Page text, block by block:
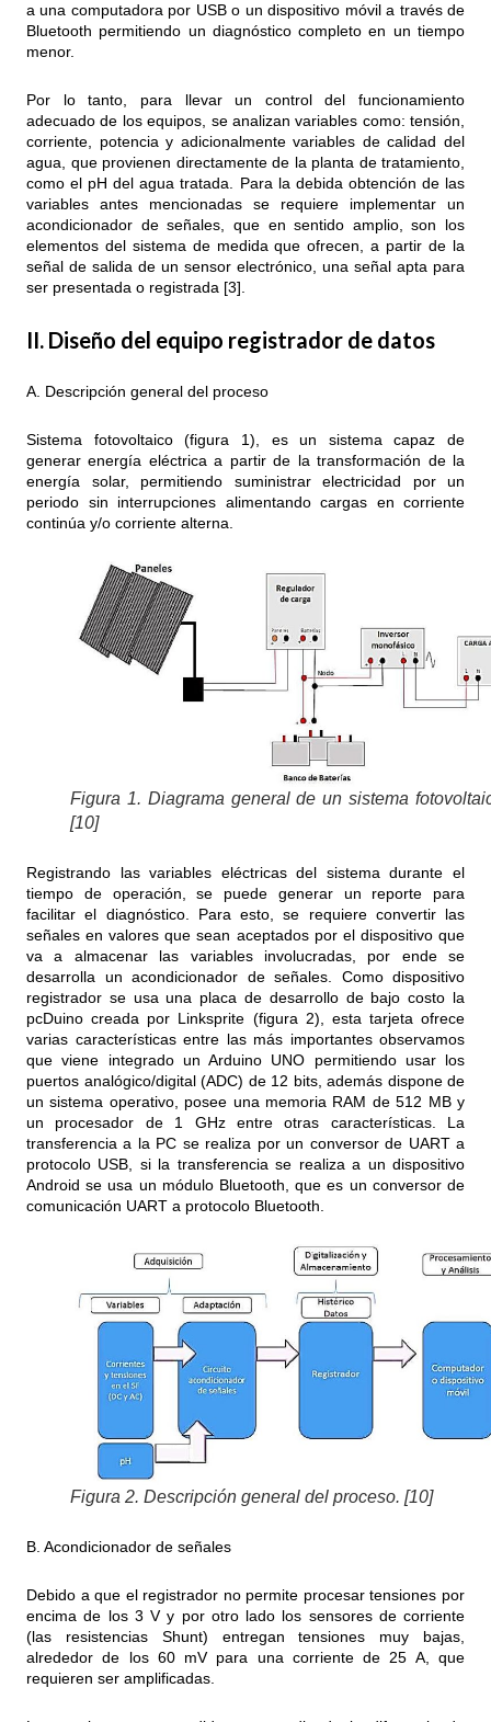
a una computadora por USB o un dispositivo móvil a través de
Bluetooth permitiendo un diagnóstico completo en un tiempo
menor.
Por lo tanto, para llevar un control del funcionamiento
adecuado de los equipos, se analizan variables como: tensión,
corriente, potencia y adicionalmente variables de calidad del
agua, que provienen directamente de la planta de tratamiento,
como el pH del agua tratada. Para la debida obtención de las
variables antes mencionadas se requiere implementar un
acondicionador de señales, que en sentido amplio, son los
elementos del sistema de medida que ofrecen, a partir de la
señal de salida de un sensor electrónico, una señal apta para
ser presentada o registrada [3].
II. Diseño del equipo registrador de datos
A. Descripción general del proceso
Sistema fotovoltaico (figura 1), es un sistema capaz de
generar energía eléctrica a partir de la transformación de la
energía solar, permitiendo suministrar electricidad por un
periodo sin interrupciones alimentando cargas en corriente
continúa y/o corriente alterna.
Figura 1. Diagrama general de un sistema
[10]
Registrando las variables eléctricas del sistema durante el
tiempo de operación, se puede generar un reporte para
facilitar el diagnóstico. Para esto, se requiere convertir las
señales en valores que sean aceptados por el dispositivo que
va a almacenar las variables involucradas, por ende se
desarrolla un acondicionador de señales. Como dispositivo
registrador se usa una placa de desarrollo de bajo costo la
pcDuino creada por Linksprite (figura 2), esta tarjeta ofrece
varias características entre las más importantes observamos
que viene integrado un Arduino UNO permitiendo usar los
puertos analógico/digital (ADC) de 12 bits, además dispone de
un sistema operativo, posee una memoria RAM de 512 MB y
un procesador de 1 GHz entre otras características. La
transferencia a la PC se realiza por un conversor de UART a
protocolo USB, si la transferencia se realiza a un dispositivo
Android se usa un módulo Bluetooth, que es un conversor de
comunicación UART a protocolo Bluetooth.
Figura 2. Descripción general del proceso. [10]
B. Acondicionador de señales
Debido a que el registrador no permite procesar tensiones por
encima de los 3 V y por otro lado los sensores de corriente
(las resistencias Shunt) entregan tensiones muy bajas,
alrededor de los 60 mV para una corriente de 25 A, que
requieren ser amplificadas.